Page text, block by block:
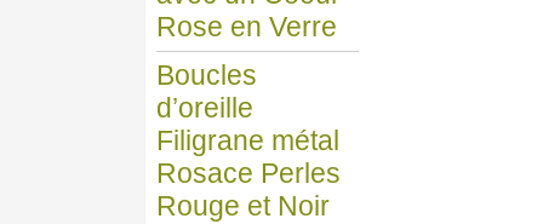
Rose en Verre
Boucles
d’oreille
Filigrane métal
Rosace Perles
Rouge et Noir